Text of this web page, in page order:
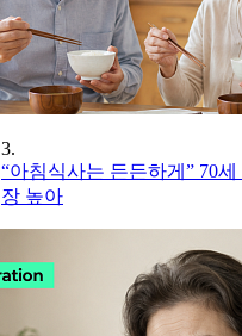
3.
“아침식사는 든든하게” 70
장 높아